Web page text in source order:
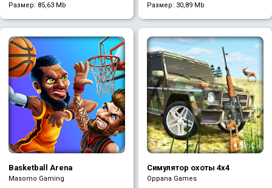
Размер: 85,63 Mb
Размер: 30,89 Mb
Basketball Arena
Masomo Gaming
Симулятор охоты 4х4
Oppana Games